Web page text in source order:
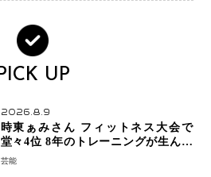
UP
2026.8.9
時東ぁみさん フィットネス大会で
堂々4位 8年のトレーニングが生んだ
健康美「4位になってホッとしていま
芸能